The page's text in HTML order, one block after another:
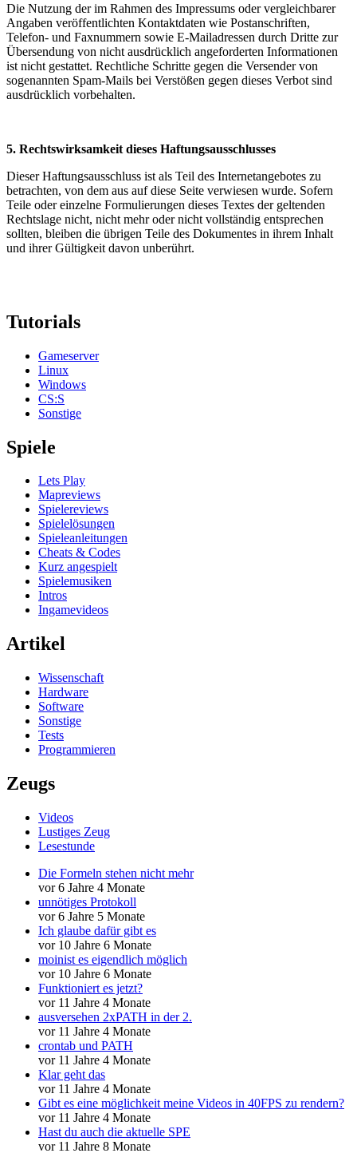
Die Nutzung der im Rahmen des Impressums oder vergleichbarer
Angaben veröffentlichten Kontaktdaten wie Postanschriften,
Telefon- und Faxnummern sowie E-Mailadressen durch Dritte zur
Übersendung von nicht ausdrücklich angeforderten Informationen
ist nicht gestattet. Rechtliche Schritte gegen die Versender von
sogenannten Spam-Mails bei Verstößen gegen dieses Verbot sind
ausdrücklich vorbehalten.
5. Rechtswirksamkeit dieses Haftungsausschlusses
Dieser Haftungsausschluss ist als Teil des Internetangebotes zu
betrachten, von dem aus auf diese Seite verwiesen wurde. Sofern
Teile oder einzelne Formulierungen dieses Textes der geltenden
Rechtslage nicht, nicht mehr oder nicht vollständig entsprechen
sollten, bleiben die übrigen Teile des Dokumentes in ihrem Inhalt
und ihrer Gültigkeit davon unberührt.
Tutorials
Gameserver
Linux
Windows
CS:S
Sonstige
Spiele
Lets Play
Mapreviews
Spielereviews
Spielelösungen
Spieleanleitungen
Cheats & Codes
Kurz angespielt
Spielemusiken
Intros
Ingamevideos
Artikel
Wissenschaft
Hardware
Software
Sonstige
Tests
Programmieren
Zeugs
Videos
Lustiges Zeug
Lesestunde
Die Formeln stehen nicht mehr
vor 6 Jahre 4 Monate
unnötiges Protokoll
vor 6 Jahre 5 Monate
Ich glaube dafür gibt es
vor 10 Jahre 6 Monate
moinist es eigendlich möglich
vor 10 Jahre 6 Monate
Funktioniert es jetzt?
vor 11 Jahre 4 Monate
ausversehen 2xPATH in der 2.
vor 11 Jahre 4 Monate
crontab und PATH
vor 11 Jahre 4 Monate
Klar geht das
vor 11 Jahre 4 Monate
Gibt es eine möglichkeit meine Videos in 40FPS zu rendern?
vor 11 Jahre 4 Monate
Hast du auch die aktuelle SPE
vor 11 Jahre 8 Monate